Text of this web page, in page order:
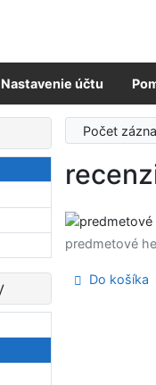
Nastavenie účtu
Počet
predmetové
Do košíka